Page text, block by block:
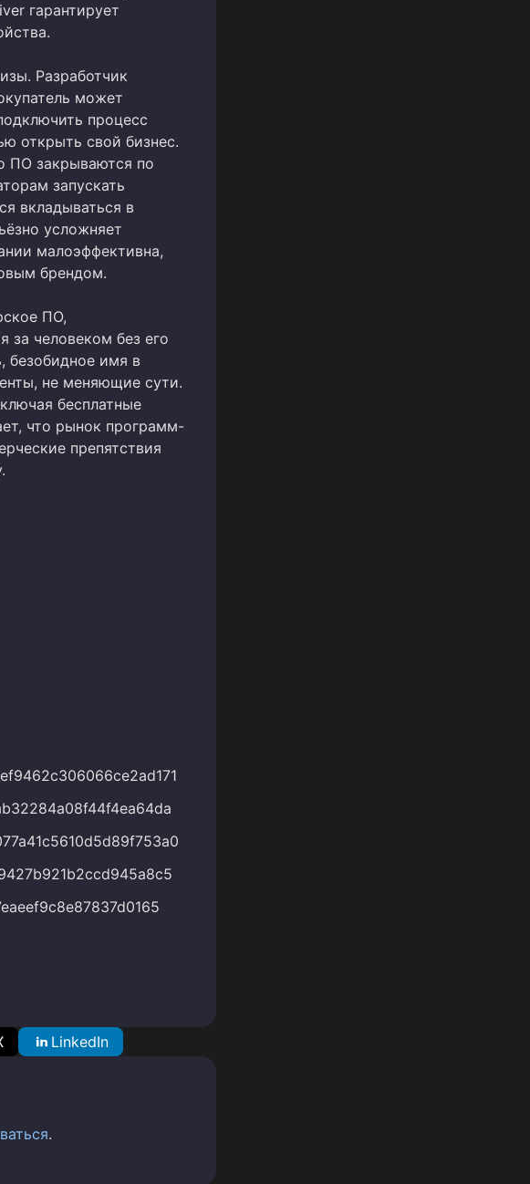
гарантирует
Разработчик
может
процесс
открыть свой бизнес.
ПО закрываются по
запускать
вкладываться в
усложняет
малоэффективна,
брендом.
ПО,
за человеком без его
безобидное имя в
не меняющие сути.
бесплатные
что рынок программ-
препятствия
LinkedIn
.